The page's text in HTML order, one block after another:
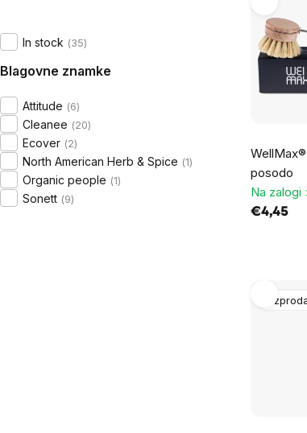
In stock 35
Blagovne znamke
Attitude 6
Cleanee 20
Ecover 2
North American Herb & Spice 1
Organic people 1
Sonett 9
of
posodo
Na zalogi
€4,45